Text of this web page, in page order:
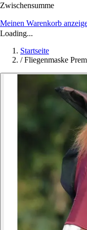
Zwischensumme
Meinen Warenkorb
Loading...
Startseite
/ Fliegenmaske